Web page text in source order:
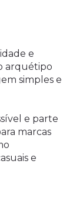
e
arquétipo
simples e
e parte
marcas
e